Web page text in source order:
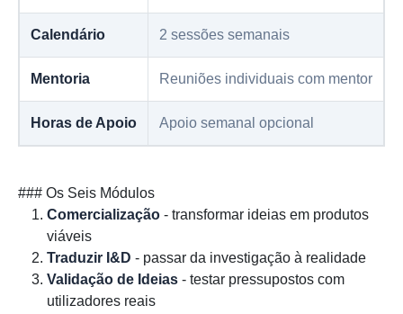
Calendário 2 sessões semanais
Mentoria Reuniões individuais com mentor
Horas de Apoio Apoio semanal opcional
### Os Seis Módulos
Comercialização - transformar ideias em produtos
viáveis
Traduzir I&D - passar da investigação à realidade
Validação de Ideias - testar pressupostos com
utilizadores reais